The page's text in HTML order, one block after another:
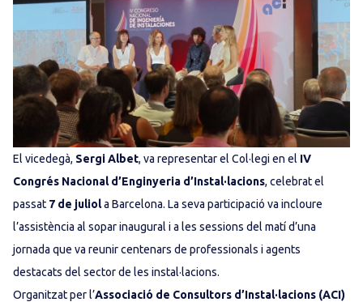
El vicedegà, Sergi Albet, va representar el Col·legi en el IV
Congrés Nacional d’Enginyeria d’Instal·lacions, celebrat el
passat 7 de juliola Barcelona. La seva participació va incloure
l’assistència al sopar inaugural i a les sessions del matí d’una
jornada que va reunir centenars de professionals i agents
destacats del sector de les instal·lacions.
Organitzat per l’Associació de Consultors d’Instal·lacions (ACI)